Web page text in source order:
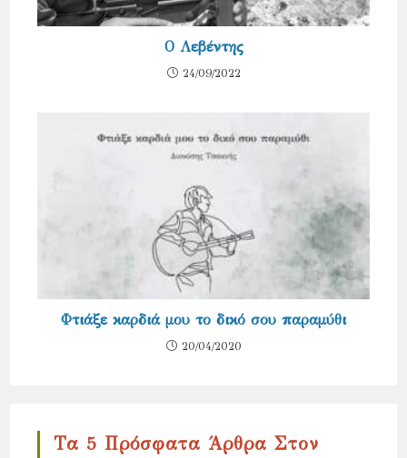
Ο Λεβέντης
24/09/2022
Φτιάξε καρδιά μου το δικό σου παραμύθι
20/04/2020
Τα 5 Πρόσφατα Άρθρα Στον